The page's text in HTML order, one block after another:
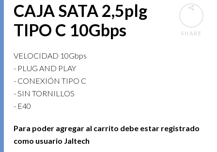
SHARE
CAJA SATA 2,5plg
TIPO C 10Gbps
VELOCIDAD 10Gbps
- PLUG AND PLAY
- CONEXIÓN TIPO C
- SIN TORNILLOS
- E40
Para poder agregar al carrito debe estar registrado
como usuario Jaltech